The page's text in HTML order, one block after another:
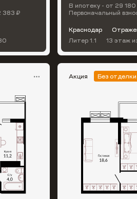
383 ₽
В ипотеку - от 29
Первоначальный
Краснодар
Литер 1.1
13 этаж
Акция Без отделки